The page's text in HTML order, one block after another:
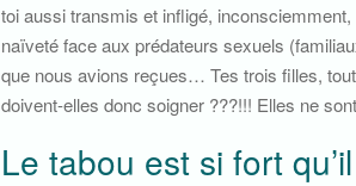
toi aussi transmis et infligé,
naïveté face aux prédateurs sexuels
que nous avions reçues… Tes trois filles,
doivent-elles donc soigner ???!!! Elles ne
Le tabou est si fort